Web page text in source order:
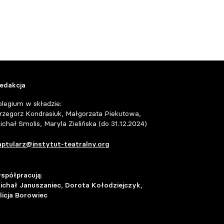
w składzie:
Kondrasiuk, Małgorzata Piekutowa,
Smolis, Maryla Zielińska (do 31.12.2024)
teatralny.org
Januszaniec, Dorota Kołodziejczyk,
Borowiec